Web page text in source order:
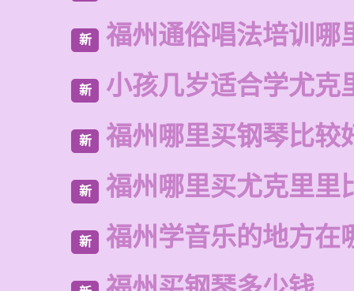
新 福州通俗唱法培训哪
新 小孩几岁适合学尤克
新 福州哪里买钢琴比较
新 福州哪里买尤克里里
新 福州学音乐的地方在